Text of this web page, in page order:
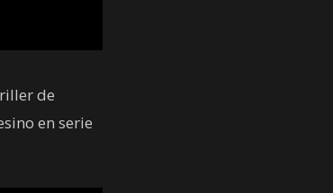
de
en serie